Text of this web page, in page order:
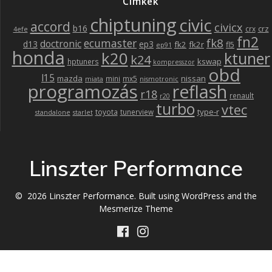
4efe accord b16 chiptuningcivic civicx crx crz
d13 doctronicecumaster ep3 ep91 fk2 fk2r fk8 fl5 fn2
honda hptuners k20 k24 kompresszor kswap ktuner
l15 mazda miata mini mx5 nismotronic nissan obd
programozás r18 r20 reflash renault
standalone starlet toyota tunerview turbo type-r vtec
Linszter Performance
© 2026 Linszter Performance. Built using WordPress and the
Mesmerize Theme